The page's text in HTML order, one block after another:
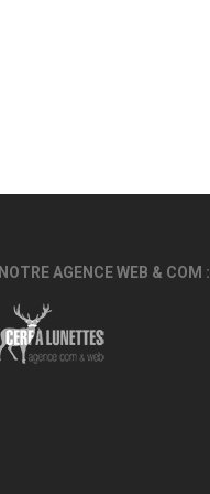
NOTRE AGENCE WEB & COM :